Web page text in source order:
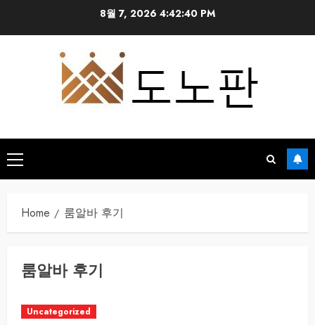
8월 7, 2026 4:42:40 PM
Primary
Menu
Home 룸알바 후기
룸알바 후기
Uncategorized